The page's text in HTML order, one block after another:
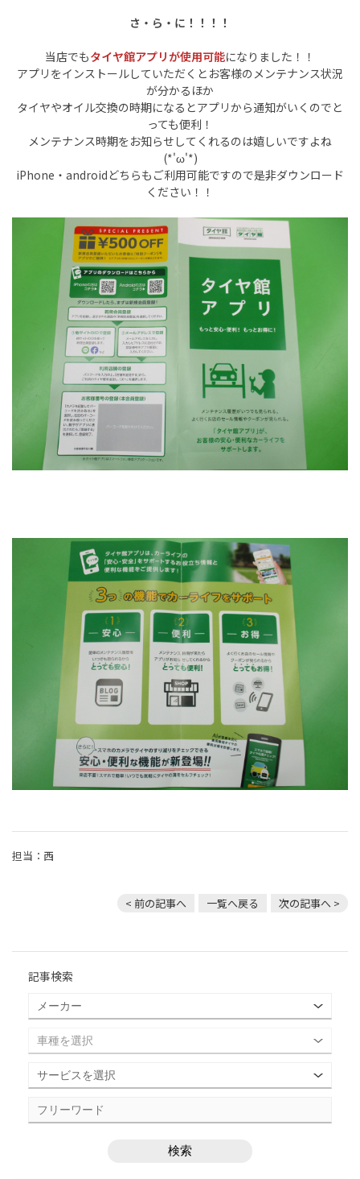
さ・ら・に！！！！
当店でもタイヤ館アプリが使用可能になりました！！
アプリをインストールしていただくとお客様のメンテナンス状況
が分かるほか
タイヤやオイル交換の時期になるとアプリから通知がいくのでと
っても便利！
メンテナンス時期をお知らせしてくれるのは嬉しいですよね
(*'ω'*)
iPhone・androidどちらもご利用可能ですので是非ダウンロード
ください！！
担当：西
< 前の記事へ 一覧へ戻る 次の記事へ >
記事検索